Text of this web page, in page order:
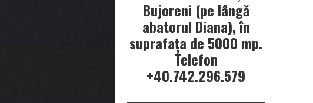
Bujoreni (pe lângă
abatorul Diana), în
suprafața de 5000 mp.
Telefon
+40.742.296.579